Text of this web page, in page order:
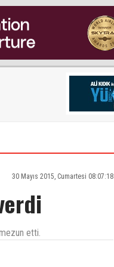
30 Mayıs 2015, Cumartesi 08:07:18
etti.
baris icinde yasayabildigimiz